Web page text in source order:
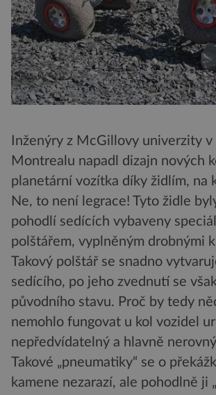
Inženýry z McGillovy univerzity v
Montrealu napadl dizajn nových
planetární vozítka díky židlím, na
Ne, to není legrace! Tyto židle
pohodlí sedících vybaveny
polštářem, vyplněným drobnými
Takový polštář se snadno
sedícího, po jeho zvednutí se
původního stavu. Proč by tedy
nemohlo fungovat u kol vozidel
nepředvídatelný a hlavně
Takové „pneumatiky“ se o
kamene nezarazí, ale pohodlně ji